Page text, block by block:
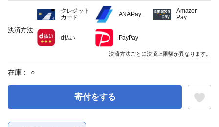
在庫： ○
寄付をする
決済方法
クレジット
カード
ANA Pay
Amazon
Pay
d払い PayPay
決済方法ごとに決済上限額が異なります。